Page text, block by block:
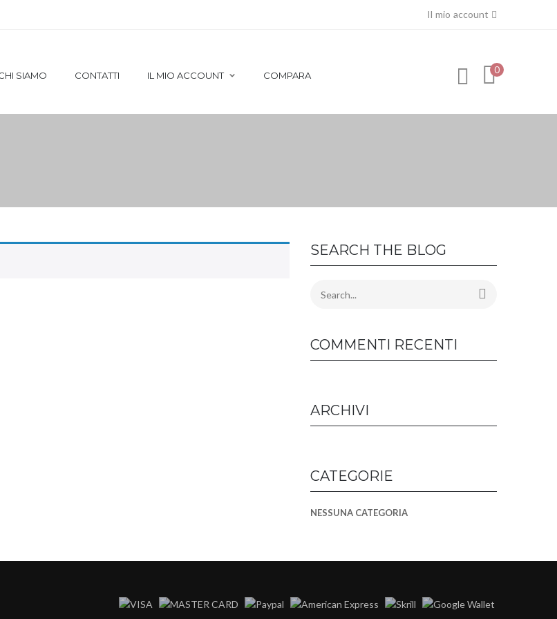
Il mio account
SIAMO CONTATTI IL MIO ACCOUNT COMPARA 0
SEARCH THE BLOG
COMMENTI RECENTI
ARCHIVI
CATEGORIE
NESSUNA CATEGORIA